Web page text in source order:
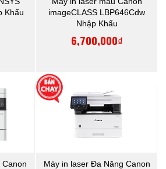
Khẩu
imageCLASS LBP646Cdw
Nhập Khẩu
6,700,000₫
Máy in laser Đa Năng Canon